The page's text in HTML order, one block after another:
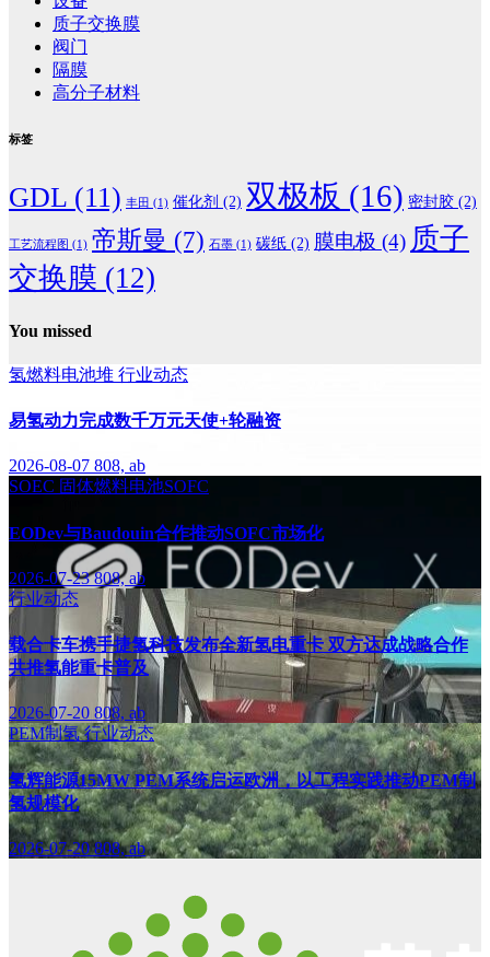
质子交换膜
阀门
隔膜
高分子材料
标签
GDL (11) 丰田 (1) 催化剂 (2) 双极板 (16) 密封胶 (2)
工艺流程图 (1) 帝斯曼 (7) 石墨 (1) 碳纸 (2) 膜电极 (4) 质子
交换膜 (12)
You missed
氢燃料电池堆 行业动态
易氢动力完成数千万元天使+轮融资
2026-08-07 808, ab
SOEC 固体燃料电池SOFC
EODev与Baudouin合作推动SOFC市场化
2026-07-23808, ab
行业动态
载合卡车携手捷氢科技发布全新氢电重卡 双方达成战略合作
共推氢能重卡普及
2026-07-20 808, ab
PEM制氢行业动态
氢辉能源15MW PEM系统启运欧洲，以工程实践推动PEM制
氢规模化
2026-07-20808, ab